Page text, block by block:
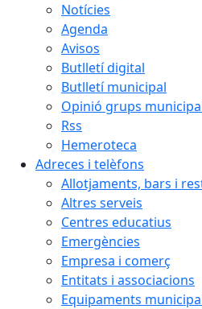
Notícies
Agenda
Avisos
Butlletí digital
Butlletí municipal
Opinió grups
Rss
Hemeroteca
Adreces i telèfons
Allotjaments, bars i
Altres serveis
Centres educatius
Emergències
Empresa i comerç
Entitats i associacions
Equipaments